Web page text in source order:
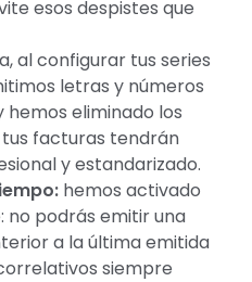
esos despistes que
al configurar tus series
letras y números
eliminado los
tus facturas tendrán
y estandarizado.
hemos activado
no podrás emitir una
a la última emitida
siempre